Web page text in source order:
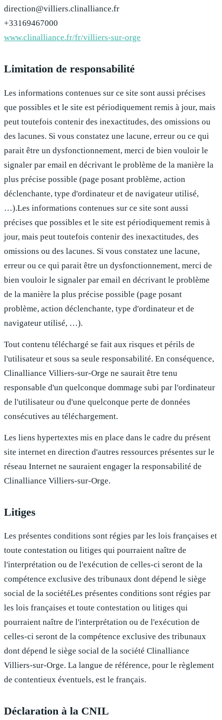
direction@villiers.clinalliance.fr
+33169467000
www.clinalliance.fr/fr/villiers-sur-orge
Limitation de responsabilité
Les informations contenues sur ce site sont aussi précises
que possibles et le site est périodiquement remis à jour, mais
peut toutefois contenir des inexactitudes, des omissions ou
des lacunes. Si vous constatez une lacune, erreur ou ce qui
parait être un dysfonctionnement, merci de bien vouloir le
signaler par email en décrivant le problème de la manière la
plus précise possible (page posant problème, action
déclenchante, type d'ordinateur et de navigateur utilisé,
…).Les informations contenues sur ce site sont aussi
précises que possibles et le site est périodiquement remis à
jour, mais peut toutefois contenir des inexactitudes, des
omissions ou des lacunes. Si vous constatez une lacune,
erreur ou ce qui parait être un dysfonctionnement, merci de
bien vouloir le signaler par email en décrivant le problème
de la manière la plus précise possible (page posant
problème, action déclenchante, type d'ordinateur et de
navigateur utilisé, …).
Tout contenu téléchargé se fait aux risques et périls de
l'utilisateur et sous sa seule responsabilité. En conséquence,
Clinalliance Villiers-sur-Orge ne saurait être tenu
responsable d'un quelconque dommage subi par l'ordinateur
de l'utilisateur ou d'une quelconque perte de données
consécutives au téléchargement.
Les liens hypertextes mis en place dans le cadre du présent
site internet en direction d'autres ressources présentes sur le
réseau Internet ne sauraient engager la responsabilité de
Clinalliance Villiers-sur-Orge.
Litiges
Les présentes conditions sont régies par les lois françaises et
toute contestation ou litiges qui pourraient naître de
l'interprétation ou de l'exécution de celles-ci seront de la
compétence exclusive des tribunaux dont dépend le siège
social de la sociétéLes présentes conditions sont régies par
les lois françaises et toute contestation ou litiges qui
pourraient naître de l'interprétation ou de l'exécution de
celles-ci seront de la compétence exclusive des tribunaux
dont dépend le siège social de la société Clinalliance
Villiers-sur-Orge. La langue de référence, pour le règlement
de contentieux éventuels, est le français.
Déclaration à la CNIL